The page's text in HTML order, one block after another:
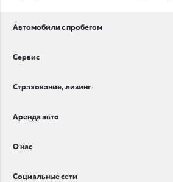
Автомобили с пробегом
Сервис
Страхование, лизинг
Аренда авто
О нас
Социальные сети